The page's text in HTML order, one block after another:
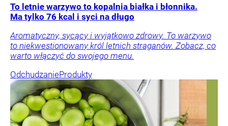
To letnie warzywo to kopalnia białka i błonnika.
Ma tylko 76 kcal i syci na długo
Aromatyczny, sycący i wyjątkowo zdrowy. To warzywo
to niekwestionowany król letnich straganów. Zobacz, co
warto włączyć do swojego menu.
OdchudzanieProdukty